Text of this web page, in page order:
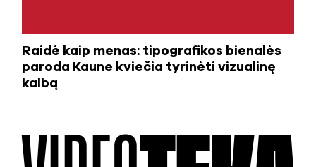
Raidė kaip menas: tipografikos bienalės
paroda Kaune kviečia tyrinėti vizualinę
kalbą